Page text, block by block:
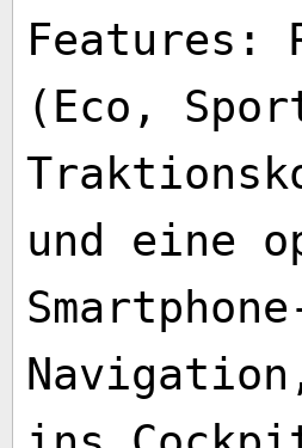
Features:
(Eco,
und eine